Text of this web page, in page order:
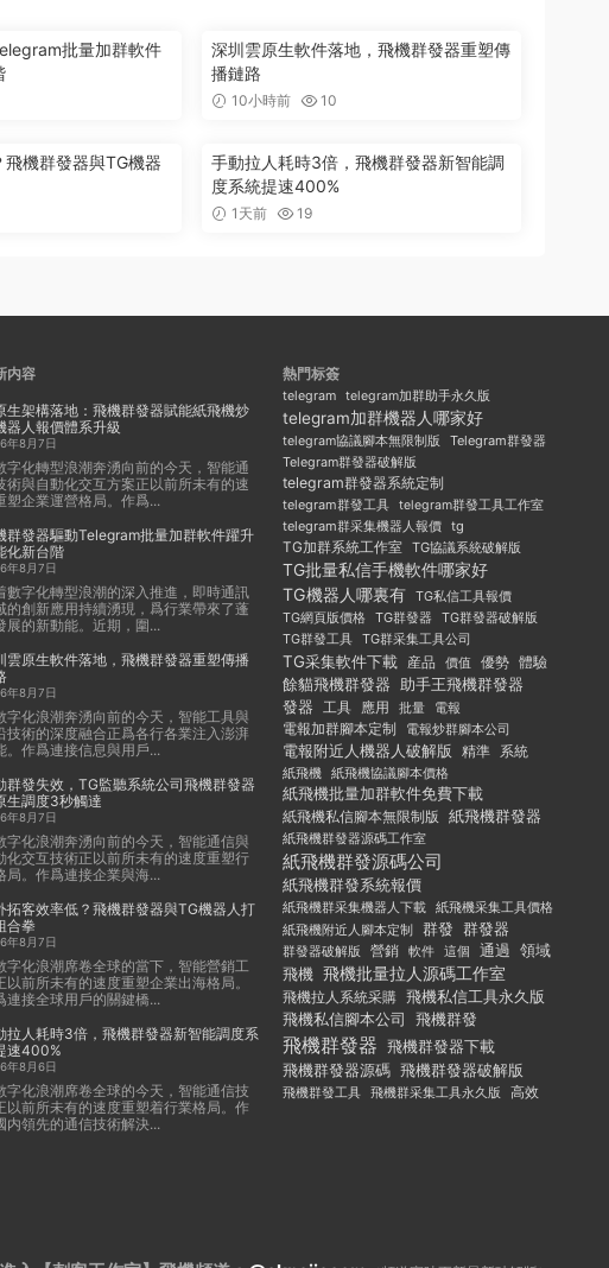
批量加群軟件
深圳雲原生軟件落地，飛機群發器重塑傳
播鏈路
10小時前 10
機群發器與TG機器
手動拉人耗時3倍，飛機群發器新智能調
度系統提速400%
1天前 19
内容
生架構落地：飛機群發器賦能紙飛機炒
器人報價體系升級
年8月7日
字化轉型浪潮奔湧向前的今天，智能通
術與自動化交互方案正以前所未有的速
塑企業運營格局。作爲...
群發器驅動Telegram批量加群軟件躍升
化新台階
年8月7日
數字化轉型浪潮的深入推進，即時通訊
的創新應用持續湧現，爲行業帶來了蓬
展的新動能。近期，圍...
雲原生軟件落地，飛機群發器重塑傳播
年8月7日
字化浪潮奔湧向前的今天，智能工具與
技術的深度融合正爲各行各業注入澎湃
。作爲連接信息與用戶...
群發失效，TG監聽系統公司飛機群發器
生調度3秒觸達
年8月7日
字化浪潮奔湧向前的今天，智能通信與
化交互技術正以前所未有的速度重塑行
局。作爲連接企業與海...
拓客效率低？飛機群發器與TG機器人打
合拳
年8月7日
字化浪潮席卷全球的當下，智能營銷工
以前所未有的速度重塑企業出海格局。
連接全球用戶的關鍵橋...
拉人耗時3倍，飛機群發器新智能調度系
速400%
年8月6日
字化浪潮席卷全球的今天，智能通信技
以前所未有的速度重塑着行業格局。作
内領先的通信技術解決...
熱門标簽
telegram telegram加群助手永久版
telegram加群機器人哪家好
telegram協議腳本無限制版
Telegram群發器
Telegram群發器破解版
telegram群發器系統定制
telegram群發工具 telegram群發工具工作室
telegram群采集機器人報價 tg
TG加群系統工作室 TG協議系統破解版
TG批量私信手機軟件哪家好
TG機器人哪裏有
TG私信工具報價
TG網頁版價格
TG群發器
TG群發器破解版
TG群發工具 TG群采集工具公司
TG采集軟件下載 産品 價值 優勢 體驗
餘貓飛機群發器 助手王飛機群發器
發器 工具 應用 批量 電報
電報加群腳本定制 電報炒群腳本公司
電報附近人機器人破解版 精準
系統
紙飛機
紙飛機協議腳本價格
紙飛機批量加群軟件免費下載
紙飛機私信腳本無限制版 紙飛機群發器
紙飛機群發器源碼工作室
紙飛機群發源碼公司
紙飛機群發系統報價
紙飛機群采集機器人下載 紙飛機采集工具價格
紙飛機附近人腳本定制
群發 群發器
群發器破解版 營銷 軟件 這個 通過 領域
飛機 飛機批量拉人源碼工作室
飛機拉人系統采購 飛機私信工具永久版
飛機私信腳本公司
飛機群發
飛機群發器 飛機群發器下載
飛機群發器源碼 飛機群發器破解版
飛機群發工具 飛機群采集工具永久版 高效